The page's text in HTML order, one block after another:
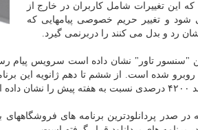
این تغییرات شامل کاربران در خارج از
شود و تغییر حریم خصوصی پیامهایی که
رد و بدل می کنند را دربرنمی گیرد.
"سنسور تاور" نشان داده است سرویس پیام
شده است. از ششم تا دهم ژانویه این
در صدر پردانلودترین برنامه های